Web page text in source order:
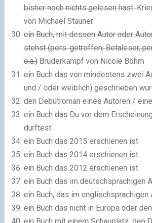
bisher noch nichts gelesen hast.
von Michael Stauner
ein Buch, mit dessen Autor oder
stehst (pers. getroffen, Betaleser,
o.ä.) Bruderkampf von Nicole Böhm
ein Buch das von mindestens zwei
und / oder weiblich) geschrieben
den Debütroman eines Autoren /
ein Buch das Du vor dem
durftest
ein Buch das 2015 erschienen ist
ein Buch das 2014 erschienen ist
ein Buch das 2012 erschienen ist
ein Buch das im deutschsprachigen
ein Buch, das im
ein Buch das nicht in Europa oder